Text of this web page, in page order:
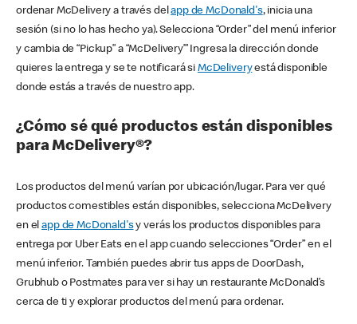
ordenar McDelivery a través delapp de McDonald's, inicia una
sesión (si no lo has hecho ya). Selecciona “Order” del menú inferior
y cambia de “Pickup” a “McDelivery’” Ingresa la dirección donde
quieres la entrega y se te notificará si McDeliveryestá disponible
donde estás a través de nuestro app.
¿Cómo sé qué productos están disponibles
para McDelivery®?
Los productos del menú varían por ubicación/lugar. Para ver qué
productos comestibles están disponibles, selecciona McDelivery
en elapp de McDonald'sy verás los productos disponibles para
entrega por Uber Eats en el app cuando selecciones “Order” en el
menú inferior. También puedes abrir tus apps de DoorDash,
Grubhub o Postmates para ver si hay un restaurante McDonald’s
cerca de ti y explorar productos del menú para ordenar.